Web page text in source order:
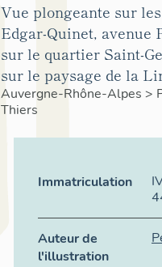
Vue plongeante sur
Edgar-Quinet, avenue
sur le quartier Saint-
sur le paysage de la
Auvergne-Rhône-Alpes >
Thiers
Immatriculation
Auteur de
l'illustration